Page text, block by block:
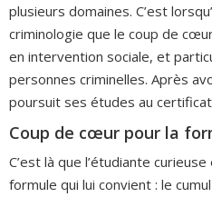
plusieurs domaines. C’est
criminologie que le coup de
en intervention sociale, et
personnes criminelles. Après
poursuit ses études au certificat
Coup de cœur pour la
C’est là que l’étudiante
formule qui lui convient : le